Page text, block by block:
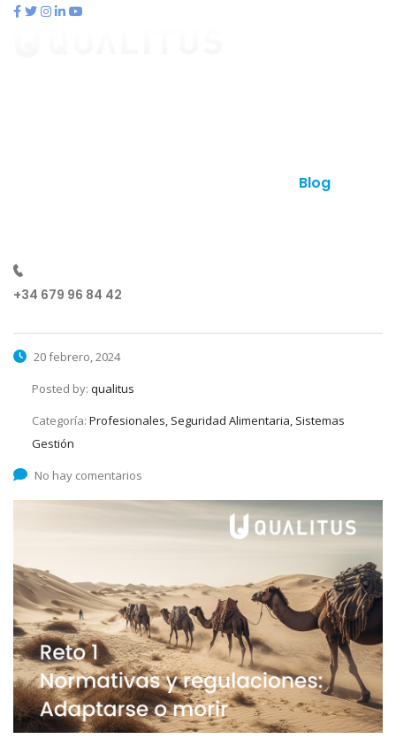
Blog
+34 679 96 84 42
20 febrero, 2024
Posted by: qualitus
Categoría: Profesionales, Seguridad Alimentaria, Sistemas
Gestión
No hay comentarios